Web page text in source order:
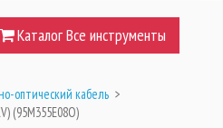
Каталог Все инструменты
оптический кабель >
(95M355E08O)